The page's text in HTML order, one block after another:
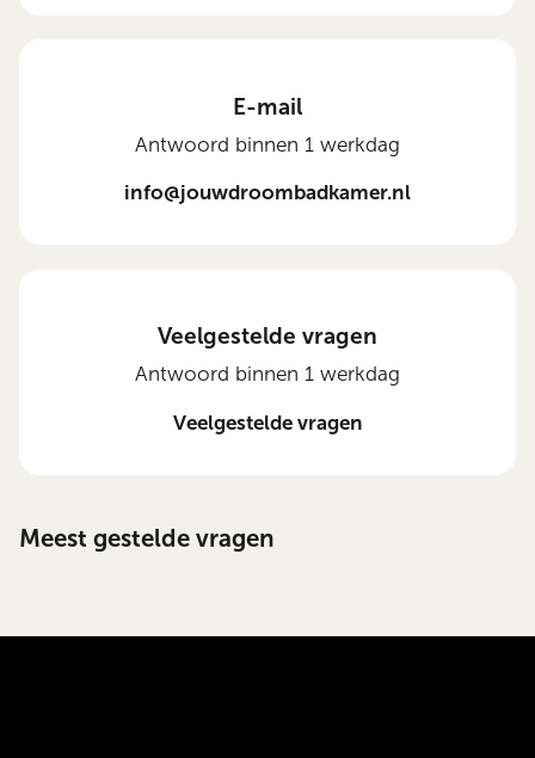
E-mail
Antwoord binnen 1 werkdag
info@jouwdroombadkamer.nl
Veelgestelde vragen
Antwoord binnen 1 werkdag
Veelgestelde vragen
Meest gestelde vragen